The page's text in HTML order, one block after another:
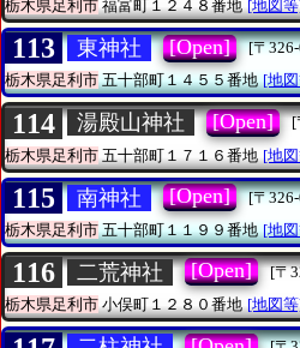
栃木県足利市福富町１２４８番地 [地図
113 東神社 [Open]
[〒
栃木県足利市五十部町１４５５番地 [地
114 湯殿山神社 [Open]
[
栃木県足利市 五十部町１７１６番地 [地
115 南神社 [Open]
[〒
栃木県足利市五十部町１１９９番地 [地
116 二荒神社 [Open]
[〒
栃木県足利市小俣町１２８０番地 [地図